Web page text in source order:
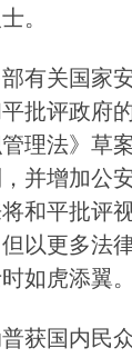
。
有关国家
批评政府
理法》草
并增加公
和平批评
以更多法
如虎添翼。
获国内民